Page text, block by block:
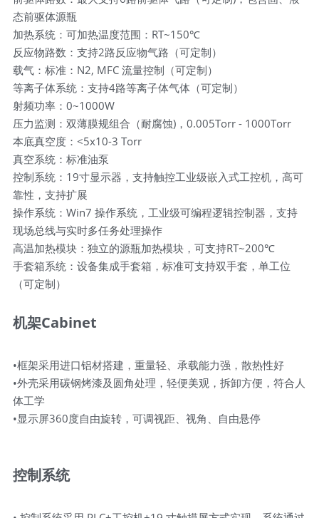
态前驱体源瓶
加热系统：可加热温度范围：RT~150℃
反应物路数：支持2路反应物气路（可定制）
载气：标准：N2, MFC 流量控制（可定制）
等离子体系统：支持4路等离子体气体（可定制）
射频功率：0~1000W
压力监测：双薄膜规组合（耐腐蚀)，0.005Torr - 1000Torr
本底真空度：<5x10-3 Torr
真空系统：标准油泵
控制系统：19寸显示器，支持触控工业级嵌入式工控机，高可
靠性，支持扩展
操作系统：Win7 操作系统，工业级可编程逻辑控制器，支持
现场总线与实时多任务处理操作
高温加热模块：独立的源瓶加热模块，可支持RT~200℃
手套箱系统：设备集成手套箱，标准可支持双手套，单工位
（可定制）
机架Cabinet
•框架采用进口铝材搭建，重量轻、承载能力强，散热性好
•外壳采用碳钢烤漆及圆角处理，轻便美观，拆卸方便，符合人
体工学
•显示屏360度自由旋转，可调视距、视角、自由悬停
控制系统